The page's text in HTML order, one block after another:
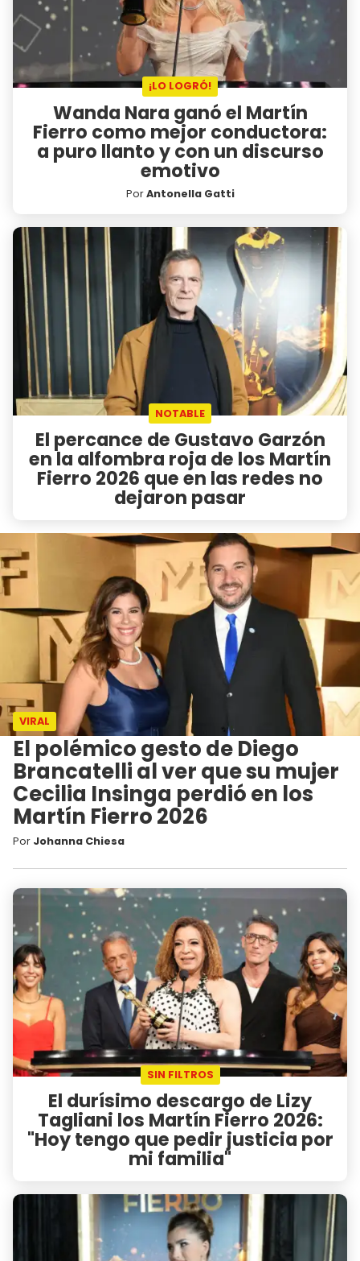
¡LO LOGRÓ!
Wanda Nara ganó el Martín
Fierro como mejor conductora:
a puro llanto y con un discurso
emotivo
PorAntonella Gatti
NOTABLE
El percance de Gustavo Garzón
en la alfombra roja de los Martín
Fierro 2026 que en las redes no
dejaron pasar
VIRAL
El polémico gesto de Diego
Brancatelli al ver que su mujer
Cecilia Insinga perdió en los
Martín Fierro 2026
Por Johanna Chiesa
SIN FILTROS
El durísimo descargo de Lizy
Tagliani los Martín Fierro 2026:
"Hoy tengo que pedir justicia por
mi familia"